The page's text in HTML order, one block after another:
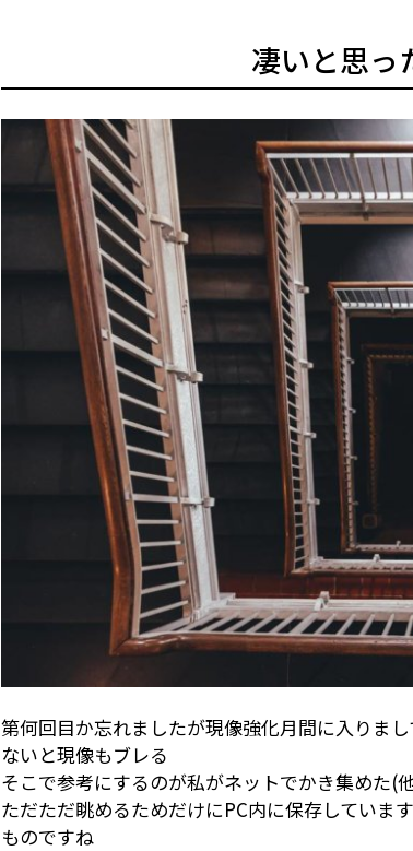
凄いと思っ
第何回目か忘れましたが現像強化月間に入りま
ないと現像もブレる
そこで参考にするのが私がネットでかき集めた(
ただただ眺めるためだけにPC内に保存していま
ものですね